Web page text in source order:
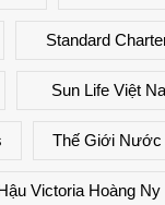
Standard
Sun Life Việt
Thế Giới Nước
Victoria Hoàng Ny